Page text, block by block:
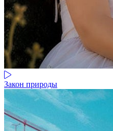
Закон природы